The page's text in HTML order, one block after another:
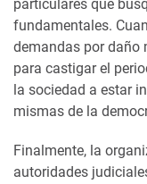
particulares que
fundamentales.
demandas por daño
para castigar el
la sociedad a estar
mismas de la
Finalmente, la
autoridades